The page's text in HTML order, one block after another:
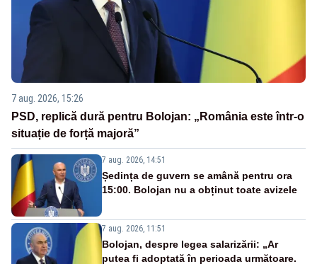
7 aug. 2026, 15:26
PSD, replică dură pentru Bolojan: „România este într-o
situație de forță majoră”
7 aug. 2026, 14:51
Ședința de guvern se amână pentru ora
15:00. Bolojan nu a obținut toate avizele
7 aug. 2026, 11:51
Bolojan, despre legea salarizării: „Ar
putea fi adoptată în perioada următoare.